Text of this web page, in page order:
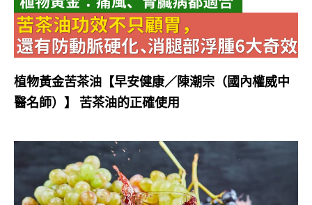
植物黃金苦茶油【早安健康／陳潮宗（國內權威中
醫名師）】 苦茶油的正確使用